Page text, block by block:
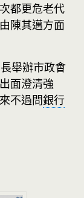
都更危老代
陳其邁方面
舉辦市政會
面澄清強
不過問銀行